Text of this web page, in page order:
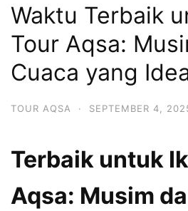
Waktu Terbaik
Tour Aqsa:
Cuaca yang
TOUR AQSA · SEPTEMBER 4,
Terbaik untuk
Aqsa: Musim